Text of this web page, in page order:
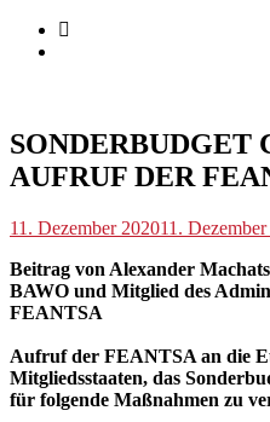
International
SONDERBUDGET
AUFRUF DER
p.geschwendtner
11. Dezember 202011.
Beitrag von Alexander
BAWO und Mitglied des
FEANTSA
Aufruf der FEANTSA an die
Mitgliedsstaaten, das
für folgende Maßnahmen zu